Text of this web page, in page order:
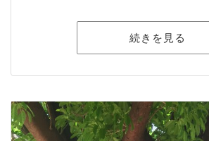
続きを見る